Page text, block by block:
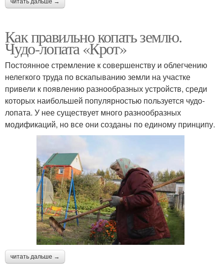
читать дальше →
Как правильно копать землю.
Чудо-лопата «Крот»
Постоянное стремление к совершенству и облегчению
нелегкого труда по вскапыванию земли на участке
привели к появлению разнообразных устройств, среди
которых наибольшей популярностью пользуется чудо-
лопата. У нее существует много разнообразных
модификаций, но все они созданы по единому принципу.
читать дальше →